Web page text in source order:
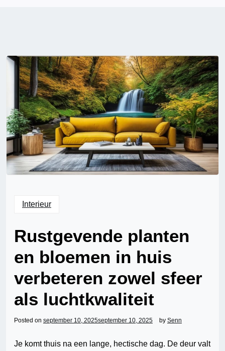
Interieur
Rustgevende planten
en bloemen in huis
verbeteren zowel sfeer
als luchtkwaliteit
Posted on september 10, 2025september 10, 2025 by Senn
Je komt thuis na een lange, hectische dag. De deur valt